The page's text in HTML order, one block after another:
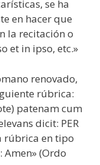
se ha
en hacer que
la recitación o
et in ipso, etc.»
renovado,
rúbrica:
patenam cum
dicit: PER
rúbrica en tipo
(Ordo